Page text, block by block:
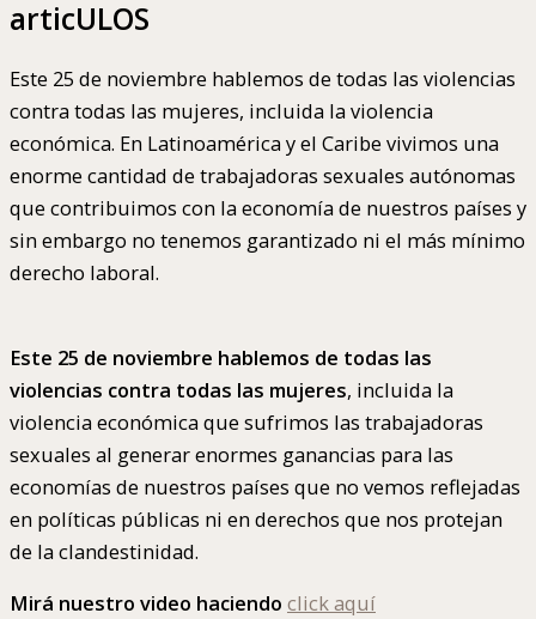
articULOS
Este 25 de noviembre hablemos de todas las violencias
contra todas las mujeres, incluida la violencia
económica. En Latinoamérica y el Caribe vivimos una
enorme cantidad de trabajadoras sexuales autónomas
que contribuimos con la economía de nuestros países y
sin embargo no tenemos garantizado ni el más mínimo
derecho laboral.
Este 25 de noviembre hablemos de todas las
violencias contra todas las mujeres, incluida la
violencia económica que sufrimos las trabajadoras
sexuales al generar enormes ganancias para las
economías de nuestros países que no vemos reflejadas
en políticas públicas ni en derechos que nos protejan
de la clandestinidad.
Mirá nuestro video haciendo click aquí